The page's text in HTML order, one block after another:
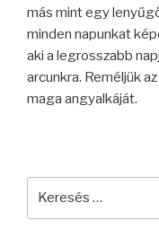
más mint egy
minden napunkat
aki a legrosszabb
arcunkra. Reméljük
maga angyalkáját.